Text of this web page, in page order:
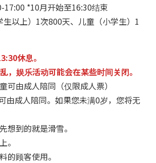
17:00 *10月开始至16:30结束
以上）1次800天、儿童（小学生）1
休息。
，娱乐活动可能会在某些时间关闭。
可由成人陪同（仅限成人票）
由成人陪同。如果您未满0岁，您将无
想到的就是滑雪。
。
的顾客使用。